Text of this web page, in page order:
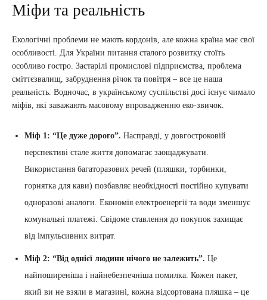
Міфи та реальність
Екологічні проблеми не мають кордонів, але кожна країна має свої
особливості. Для України питання сталого розвитку стоїть
особливо гостро. Застарілі промислові підприємства, проблема
сміттєзвалищ, забруднення річок та повітря – все це наша
реальність. Водночас, в українському суспільстві досі існує чимало
міфів, які заважають масовому впровадженню еко-звичок.
Міф 1: “Це дуже дорого”. Насправді, у довгостроковій
перспективі стале життя допомагає заощаджувати.
Використання багаторазових речей (пляшки, торбинки,
горнятка для кави) позбавляє необхідності постійно купувати
одноразові аналоги. Економія електроенергії та води зменшує
комунальні платежі. Свідоме ставлення до покупок захищає
від імпульсивних витрат.
Міф 2: “Від однієї людини нічого не залежить”. Це
найпоширеніша і найнебезпечніша помилка. Кожен пакет,
який ви не взяли в магазині, кожна відсортована пляшка – це